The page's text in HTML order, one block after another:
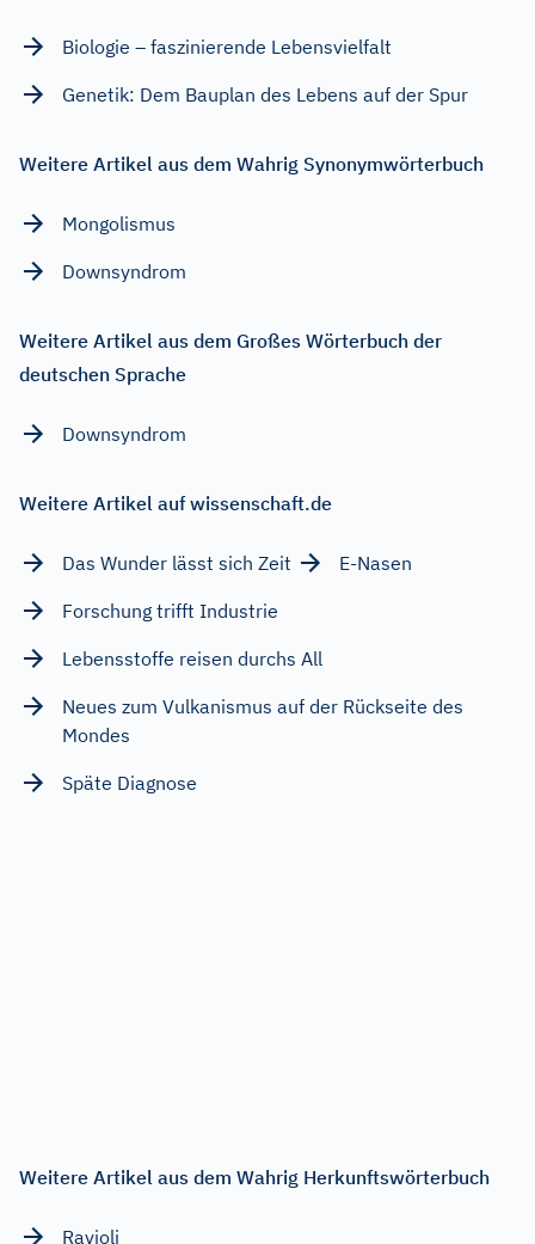
Biologie – faszinierende Lebensvielfalt
Genetik: Dem Bauplan des Lebens auf der Spur
Weitere Artikel aus dem Wahrig Synonymwörterbuch
Mongolismus
Downsyndrom
Weitere Artikel aus dem Großes Wörterbuch der
deutschen Sprache
Downsyndrom
Weitere Artikel auf wissenschaft.de
Das Wunder lässt sich Zeit
E-Nasen
Forschung trifft Industrie
Lebensstoffe reisen durchs All
Neues zum Vulkanismus auf der Rückseite des
Mondes
Späte Diagnose
Weitere Artikel aus dem Wahrig Herkunftswörterbuch
Ravioli